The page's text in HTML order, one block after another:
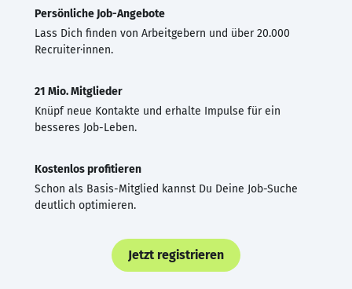
Persönliche Job-Angebote
Lass Dich finden von Arbeitgebern und über 20.000
Recruiter·innen.
21 Mio. Mitglieder
Knüpf neue Kontakte und erhalte Impulse für ein
besseres Job-Leben.
Kostenlos profitieren
Schon als Basis-Mitglied kannst Du Deine Job-Suche
deutlich optimieren.
Jetzt registrieren